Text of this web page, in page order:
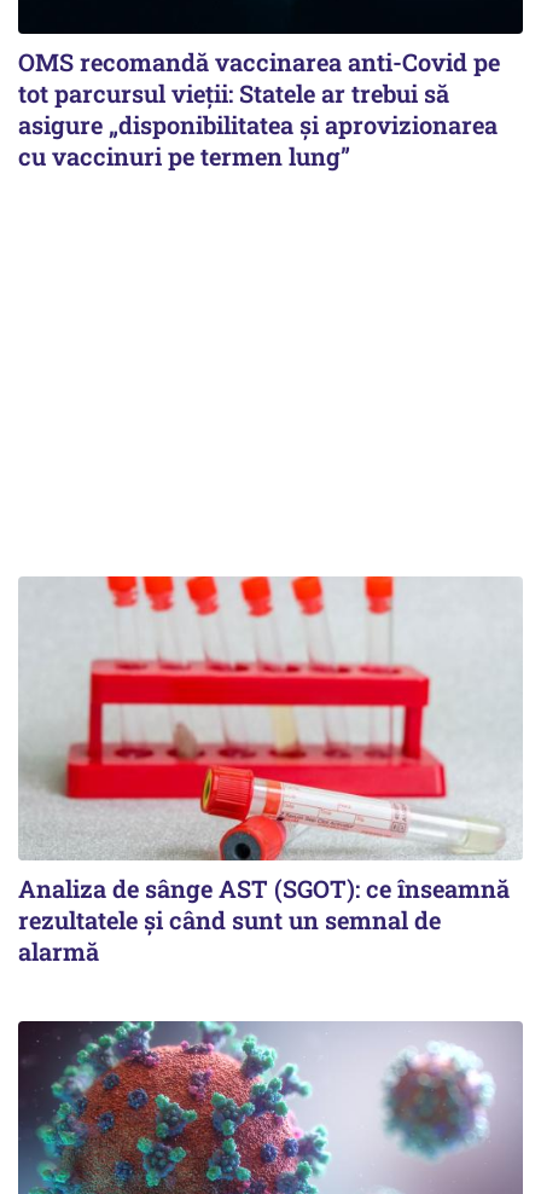
OMS recomandă vaccinarea anti-Covid pe
tot parcursul vieții: Statele ar trebui să
asigure „disponibilitatea și aprovizionarea
cu vaccinuri pe termen lung”
Analiza de sânge AST (SGOT): ce înseamnă
rezultatele și când sunt un semnal de
alarmă